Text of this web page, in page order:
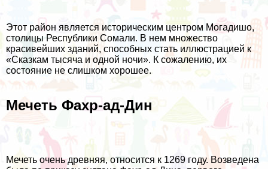
Этот район является историческим центром Могадишо,
столицы Республики Сомали. В нем множество
красивейших зданий, способных стать иллюстрацией к
«Сказкам тысяча и одной ночи». К сожалению, их
состояние не слишком хорошее.
Мечеть Фахр-ад-Дин
Мечеть очень древняя, относится к 1269 году. Возведена